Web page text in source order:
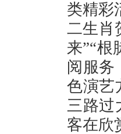
类精彩
二生肖
来”“根
阅服务
色演艺
三路过
客在欣